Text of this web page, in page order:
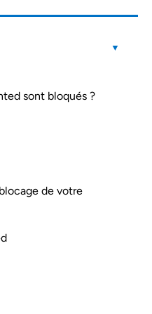
sont bloqués ?
de votre